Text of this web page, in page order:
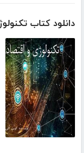
دانلود کتاب